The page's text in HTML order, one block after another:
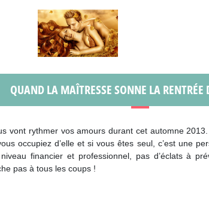
QUAND LA MAÎTRESSE SONNE LA RENTRÉE
vont rythmer vos amours durant cet automne
occupiez d’elle et si vous êtes seul, c’est une
financier et professionnel, pas d’éclats à
pas à tous les coups !